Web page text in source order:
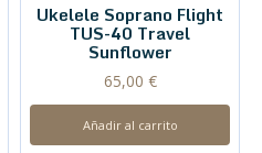
Ukelele Soprano Flight
TUS-40 Travel
Sunflower
65,00 €
Añadir al carrito